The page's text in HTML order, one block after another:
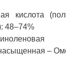
кислота
48–74%
–